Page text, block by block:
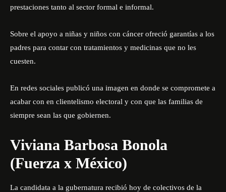
prestaciones tanto al sector formal e informal.
Sobre el apoyo a niñas y niños con cáncer ofreció garantías a los
padres para contar con tratamientos y medicinas que no les
cuesten.
En redes sociales publicó una imagen en donde se compromete a
acabar con en clientelismo electoral y con que las familias de
siempre sean las que gobiernen.
Viviana Barbosa Bonola
(Fuerza x México)
La candidata a la gubernatura recibió hoy de colectivos de la